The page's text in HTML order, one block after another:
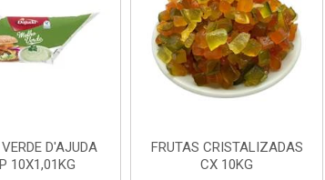
CRISTALIZADAS
10KG
MARGARINA PRIMOR
BALDE 3KG